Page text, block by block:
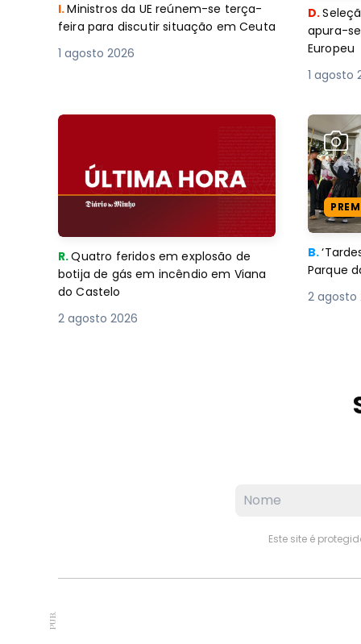
I.Ministros da UE reúnem-se terça-
feira para discutir situação em Ceuta
1 agosto 2026
D.
apura-
Europeu
1 agosto
R.Quatro feridos em explosão de
botija de gás em incêndio em Viana
do Castelo
2 agosto 2026
B.
Parque
2 agosto
Este site é
PUB.